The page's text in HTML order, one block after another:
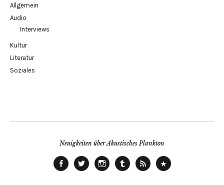
Allgemein
Audio
Interviews
Kultur
Literatur
Soziales
Neuigkeiten über Akustisches Plankton